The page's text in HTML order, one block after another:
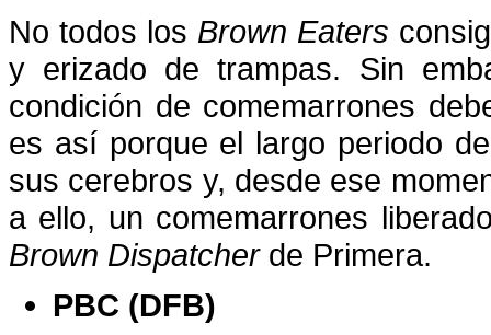
No todos los Brown Eaters
y erizado de trampas. Sin
condición de comemarrones
es así porque el largo periodo
sus cerebros y, desde ese
a ello, un comemarrones
Brown Dispatcherde Primera.
PBC (DFB)